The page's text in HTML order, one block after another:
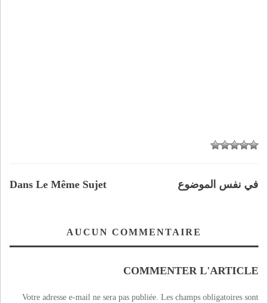
Dans Le Même Sujet في نفس الموضوع
AUCUN COMMENTAIRE
COMMENTER L'ARTICLE
Votre adresse e-mail ne sera pas publiée. Les champs obligatoires sont